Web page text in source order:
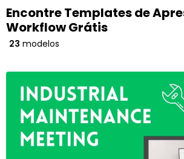
Encontre Templates de
Workflow Grátis
23 modelos